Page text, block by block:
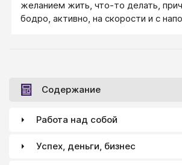
желанием жить, что-то делать,
бодро, активно, на скорости и с
Содержание
Работа над собой
Успех, деньги, бизнес